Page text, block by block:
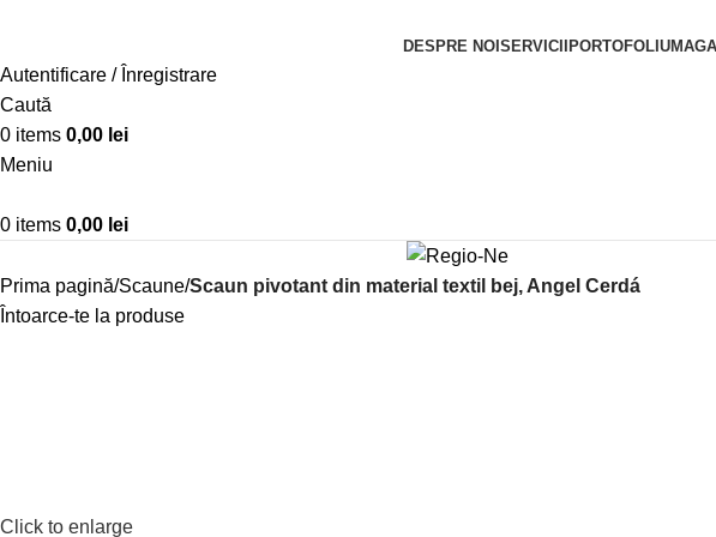
DESPRE NOI SERVICII PORTOFOLIU
Autentificare / Înregistrare
Caută
0 items 0,00 lei
Meniu
0 items 0,00 lei
Prima pagină Scaune Scaun pivotant din material textil bej, Angel Cerdá
Întoarce-te la produse
Click to enlarge